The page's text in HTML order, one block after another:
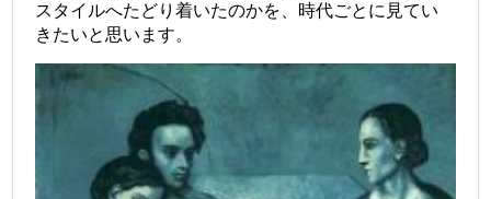
スタイルへたどり着いたのかを、時代ごとに見てい
きたいと思います。